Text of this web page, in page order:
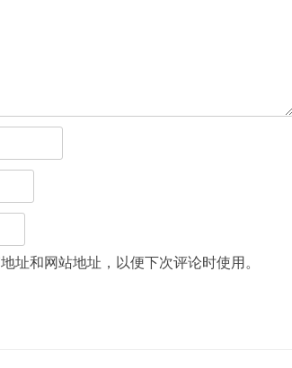
址和网站地址，以便下次评论时使用。